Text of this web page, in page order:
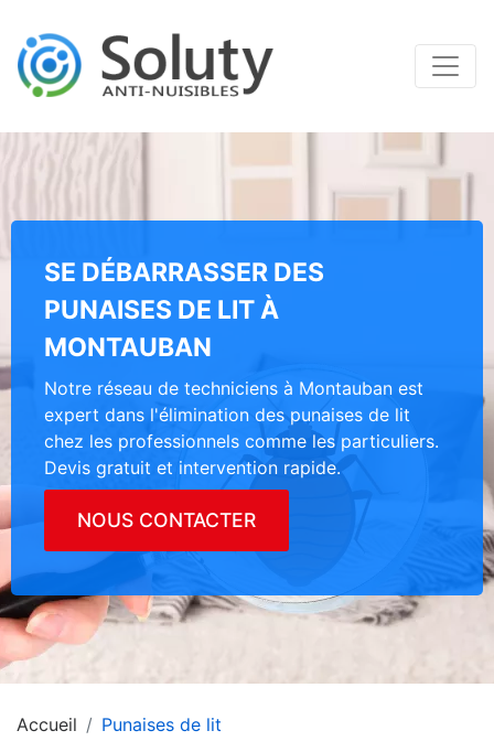
SE DÉBARRASSER DES
PUNAISES DE LIT À
MONTAUBAN
Notre réseau de techniciens à Montauban est
expert dans l'élimination des punaises de lit
chez les professionnels comme les particuliers.
Devis gratuit et intervention rapide.
NOUS CONTACTER
Accueil Punaises de lit